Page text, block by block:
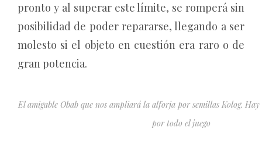
pronto y al superar este límite, se romperá sin
posibilidad de poder repararse, llegando a ser
molesto si el objeto en cuestión era raro o de
gran potencia.
El amigable Obab que nos ampliará la alforja por semillas Kolog.
por todo el juego